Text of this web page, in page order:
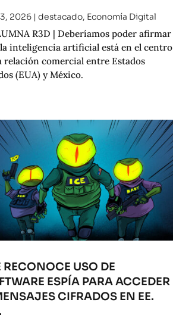
2026 |destacado, Economía Digital
R3D | Deberíamos poder afirmar
inteligencia artificial está en el centro
relación comercial entre Estados
(EUA) y México.
RECONOCE USO DE
ESPÍA PARA ACCEDER
CIFRADOS EN EE.